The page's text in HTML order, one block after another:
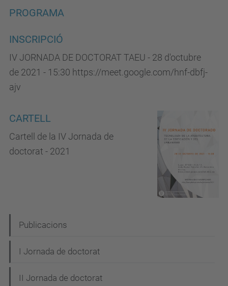
PROGRAMA
INSCRIPCIÓ
IV JORNADA DE DOCTORAT TAEU - 28 d'octubre
de 2021 - 15:30 https://meet.google.com/hnf-dbfj-
ajv
CARTELL
Cartell de la IV Jornada de
doctorat - 2021
a
v
Publicacions
I Jornada de doctorat
II Jornada de doctorat